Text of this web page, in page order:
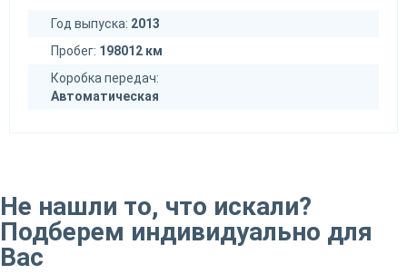
Год выпуска: 2013
Пробег: 198012 км
Коробка передач:
Автоматическая
Не нашли то, что искали?
Подберем индивидуально для
Вас